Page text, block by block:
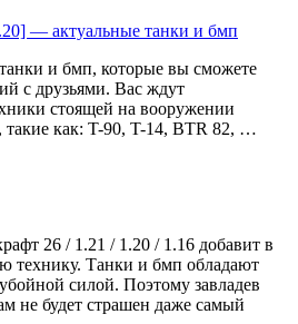
и бмп, которые вы сможете
с друзьями. Вас ждут
стоящей на вооружении
как: T-90, T-14, BTR 82, …
26 / 1.21 / 1.20 / 1.16 добавит в
технику. Танки и бмп обладают
силой. Поэтому завладев
не будет страшен даже самый